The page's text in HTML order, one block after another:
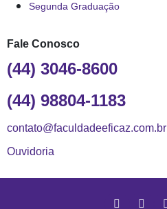
Segunda Graduação
Fale Conosco
(44) 3046-8600
(44) 98804-1183
contato@faculdadeeficaz.com.br
Ouvidoria